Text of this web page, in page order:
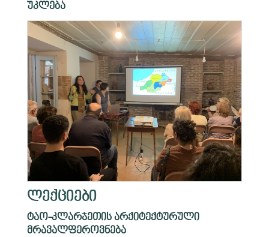
უკლება
ლექციები
ტაო-კლარჯეთის არქიტექტურული
მრავალფეროვნება